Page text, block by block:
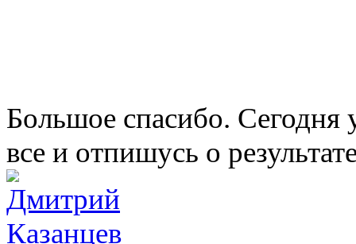
Большое спасибо. Сегодня
все и отпишусь о